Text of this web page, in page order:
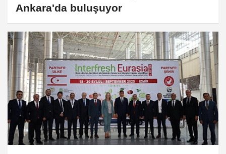
Ankara'da buluşuyor